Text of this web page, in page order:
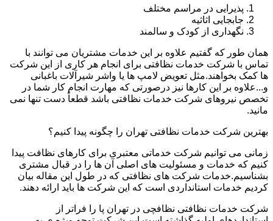
پذیرایی در مراسم مختلف
جابجایی اثاثیه
نگهداری از کودک و سالمند
همان طور که گفتیم علاوه بر این خدمات مشتریان می توانند با
تماس با شرکت خدمات نظافتی برای انجام هر کاری از این شرکت
ها کمک بخواهند.مثل تعویض لامپ ها یا واشر شیرآلات باغبانی
و...علاوه بر این کارها نیز درصورتی که مهارت انجام کار شما در
تخصص نیروهای شرکت خدمات نظافتی باشد قطعاً دست تنها نمی
مانید.
بهترین شرکت خدمات نظافتی تهران را چگونه پیدا کنیم؟
زمانی می توانیم شرکت خدماتی معتبری برای کارهای نظافت پیدا
کنیم که خدمات و مسئولیت های اصلی آن ها را در قبال مشتری
بشناسیم.خدمات شرکت های نظافتی که در طول این مقاله بیان
کردیم خدمات استانداردی است که این شرکت ها باید ارائه دهند.
شرکت خدمات نظافتی نظافچی در تهران پا را فراتر از